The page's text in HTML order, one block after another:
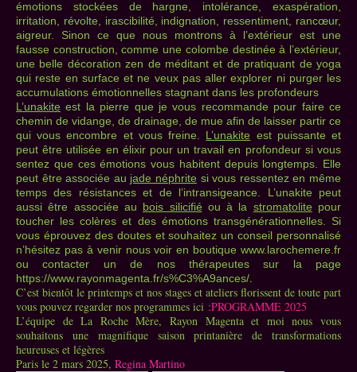
émotions stockées de hargne, intolérance, exaspération,
irritation, révolte, irascibilité, indignation, ressentiment, rancœur,
aigreur. Sinon ce que nous montrons à l’extérieur est une
fausse construction, comme une colombe destinée à l’extérieur,
une belle décoration zen de méditant et de pratiquant de yoga
qui reste en surface et ne veux pas aller explorer ni purger les
accumulations émotionnelles stagnant dans les profondeurs
L’unakite est la pierre que je vous recommande pour faire ce
chemin de vidange, de drainage, de mue afin de laisser partir ce
qui vous encombre et vous freine. L’unakite est puissante et
peut être utilisée en élixir pour un travail en profondeur si vous
sentez que ces émotions vous habitent depuis longtemps. Elle
peut être associée au jade néphrite si vous ressentez en même
temps des résistances et de l’intransigeance. L’unakite peut
aussi être associée au bois silicifiéou à la stromatolitepour
toucher les colères et des émotions transgénérationnelles. Si
vous éprouvez des doutes et souhaitez un conseil personnalisé
n’hésitez pas à venir nous voir en boutique www.larochemere.fr
ou contacter un de nos thérapeutes sur la page
https://www.rayonmagenta.fr/s%C3%A9ances/.
C’est bientôt le printemps et nos stages et ateliers florissent de toute part
vous pouvez regarder nos programmes ici :PROGRAMME 2025
L’équipe de La Roche Mère, Rayon Magenta et moi nous vous
souhaitons une magnifique saison printanière de transformations
heureuses et légères
Paris le 2 mars 2025, Regina Martino